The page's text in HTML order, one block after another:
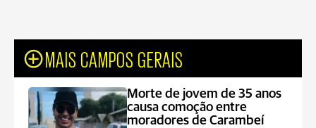
MAIS CAMPOS GERAIS
Morte de jovem de 35 anos
causa comoção entre
moradores de Carambeí